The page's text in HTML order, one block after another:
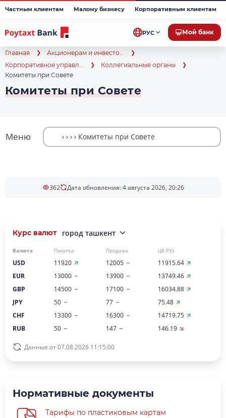
Частным клиентам Малому бизнесу Корпоративным клиентам
РУС Мой банк
Главная
Акционерам и инвесто...
Корпоративное управл...
Коллегиальные органы
Комитеты при Совете
Комитеты при Совете
Меню
362 Дата обновления: 4 августа 2026, 20:26
Курс валют город ташкент
Валюта Покупка Продажа ЦБ РУз
USD 11920 12005
11915.64
EUR
13000 13900
13749.46
GBP
14500 17100
16034.88
JPY
50 77
75.48
CHF
13300 16300
14719.75
RUB
50 147 146.19
Данные от 07.08.2026 11:15:00
Нормативные документы
Тарифы по пластиковым картам